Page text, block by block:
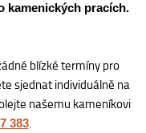
kamenických pracích.
blízké termíny pro
sjednat individuálně na
našemu kameníkovi
383.